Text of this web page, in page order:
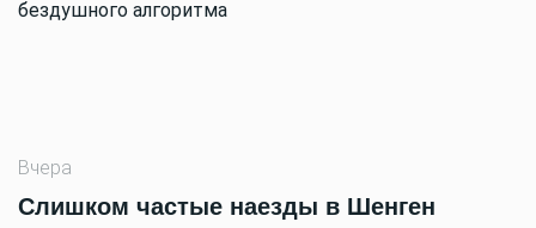
Вчера
Слишком частые наезды в Шенген